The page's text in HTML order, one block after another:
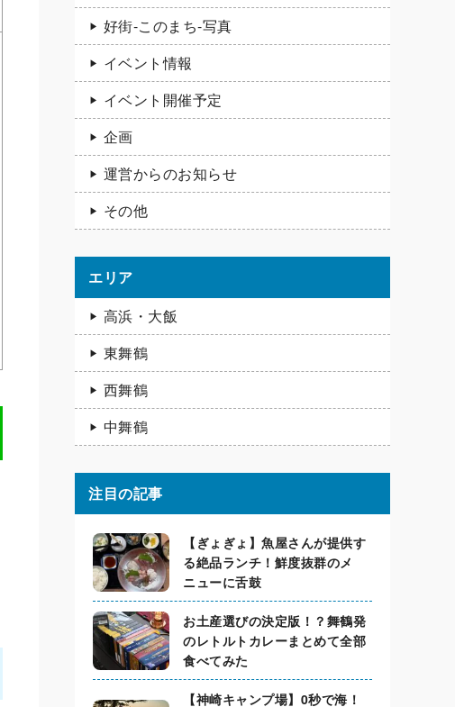
好街-このまち-写真
イベント情報
イベント開催予定
企画
運営からのお知らせ
その他
エリア
高浜・大飯
東舞鶴
西舞鶴
中舞鶴
注目の記事
【ぎょぎょ】魚屋さんが提供す
る絶品ランチ！鮮度抜群のメ
ニューに舌鼓
お土産選びの決定版！？舞鶴発
のレトルトカレーまとめて全部
食べてみた
【神崎キャンプ場】0秒で海！